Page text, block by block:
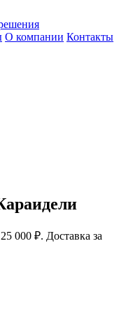
О компании Контакты
000 ₽. Доставка за